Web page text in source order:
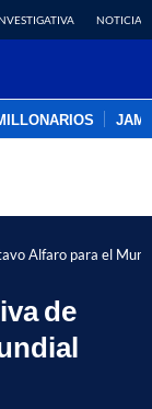
NOTICIAS
Alfaro para el
de